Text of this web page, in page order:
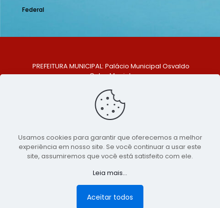
Federal
PREFEITURA MUNICIPAL: Palácio Municipal Osvaldo
Celso Maciel
Centro, São Bento do Una - PE. CEP: 553370-128
TELEFONE: (81) 99548-1569
E-MAIL: ouvidoria@saobentodouna.pe.gov.br
Copyright 2021-2026 - Assessoria de Comunicação da
Prefeitura de São Bento do Una - PE
publicidadeLumusWeb - Agência Digital
Usamos cookies para garantir que oferecemos a melhor
experiência em nosso site. Se você continuar a usar este
site, assumiremos que você está satisfeito com ele.
Leia mais...
Aceitar todos